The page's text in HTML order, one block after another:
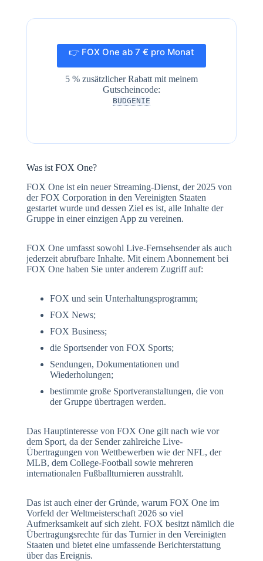
👉 FOX One ab 7 € pro Monat
5 % zusätzlicher Rabatt mit meinem
Gutscheincode:
BUDGENIE
Was ist FOX One?
FOX One ist ein neuer Streaming-Dienst, der 2025 von
der FOX Corporation in den Vereinigten Staaten
gestartet wurde und dessen Ziel es ist, alle Inhalte der
Gruppe in einer einzigen App zu vereinen.
FOX One umfasst sowohl Live-Fernsehsender als auch
jederzeit abrufbare Inhalte. Mit einem Abonnement bei
FOX One haben Sie unter anderem Zugriff auf:
FOX und sein Unterhaltungsprogramm;
FOX News;
FOX Business;
die Sportsender von FOX Sports;
Sendungen, Dokumentationen und
Wiederholungen;
bestimmte große Sportveranstaltungen, die von
der Gruppe übertragen werden.
Das Hauptinteresse von FOX One gilt nach wie vor
dem Sport, da der Sender zahlreiche Live-
Übertragungen von Wettbewerben wie der NFL, der
MLB, dem College-Football sowie mehreren
internationalen Fußballturnieren ausstrahlt.
Das ist auch einer der Gründe, warum FOX One im
Vorfeld der Weltmeisterschaft 2026 so viel
Aufmerksamkeit auf sich zieht. FOX besitzt nämlich die
Übertragungsrechte für das Turnier in den Vereinigten
Staaten und bietet eine umfassende Berichterstattung
über das Ereignis.